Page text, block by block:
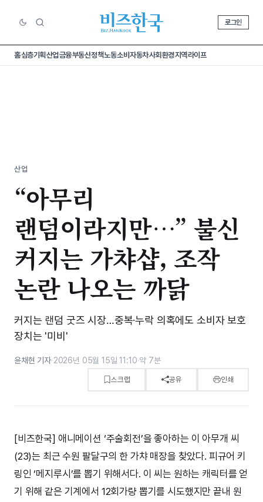
로그인
홈심층기획산업금융부동산정책노동소비 자동차사회환경지역라이프
산업
“아무리
랜덤이라지만…⁠” 불신
커지는 가챠샵, 조작
논란 나오는 까닭
커지는 랜덤 굿즈 시장…중복·누락 의혹에도 소비자 보호
장치는 '미비'
윤채현 기자·2026년 05월 15일 11:10·약 7분
스크랩 공유 인쇄
[비즈한국] 애니메이션 ‘주술회전’을 좋아하는 이 아무개 씨
(23)는 최근 수원 팔달구의 한 가챠 매장을 찾았다. 피규어 키
링인 ‘메지루시’를 뽑기 위해서다. 이 씨는 원하는 캐릭터를 얻
기 위해 같은 기계에서 12회가량 뽑기를 시도했지만 끝내 원